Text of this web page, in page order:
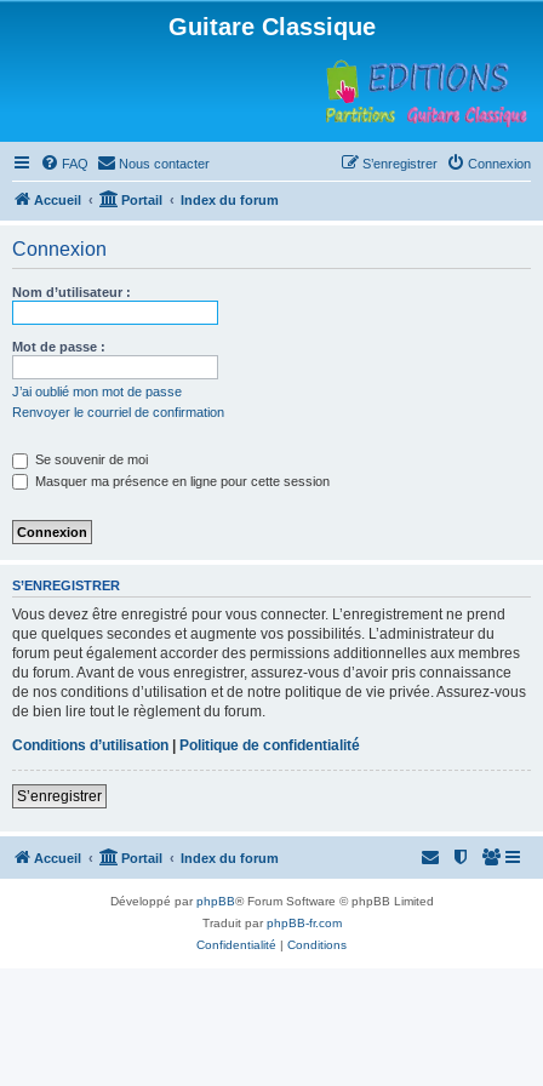
Guitare Classique
FAQ Nous contacter Connexion
S’enregistrer
Accueil Portail Index du forum
Connexion
Nom d’utilisateur :
Mot de passe :
J’ai oublié mon mot de passe
Renvoyer le courriel de confirmation
Se souvenir de moi
Masquer ma présence en ligne pour cette session
S’ENREGISTRER
Vous devez être enregistré pour vous connecter. L’enregistrement ne prend
que quelques secondes et augmente vos possibilités. L’administrateur du
forum peut également accorder des permissions additionnelles aux membres
du forum. Avant de vous enregistrer, assurez-vous d’avoir pris connaissance
de nos conditions d’utilisation et de notre politique de vie privée. Assurez-vous
de bien lire tout le règlement du forum.
Conditions d’utilisation | Politique de confidentialité
S’enregistrer
Accueil Portail Index du forum
Développé parphpBB® Forum Software © phpBB Limited
Traduit parphpBB-fr.com
Confidentialité | Conditions